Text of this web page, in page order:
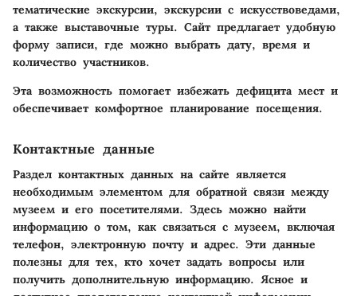
тематические экскурсии, экскурсии с искусствоведами,
а также выставочные туры. Сайт предлагает удобную
форму записи, где можно выбрать дату, время и
количество участников.
Эта возможность помогает избежать дефицита мест и
обеспечивает комфортное планирование посещения.
Контактные данные
Раздел контактных данных на сайте является
необходимым элементом для обратной связи между
музеем и его посетителями. Здесь можно найти
информацию о том, как связаться с музеем, включая
телефон, электронную почту и адрес. Эти данные
полезны для тех, кто хочет задать вопросы или
получить дополнительную информацию. Ясное и